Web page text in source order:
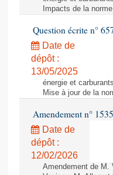
Impacts de la
Question écrite n°
Date de
dépôt :
13/05/2025
énergie et
Mise à jour de la
Amendement n°
Date de
dépôt :
12/02/2026
Amendement de M.